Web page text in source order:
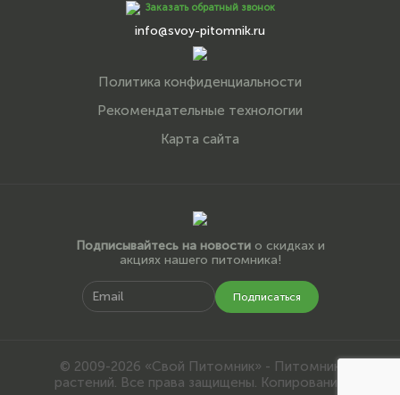
Заказать обратный звонок
info@svoy-pitomnik.ru
Политика конфиденциальности
Рекомендательные технологии
Карта сайта
Подписывайтесь на новостио скидках и
акциях нашего питомника!
Подписаться
© 2009-2026 «Свой Питомник» - Питомник
растений. Все права защищены. Копирование